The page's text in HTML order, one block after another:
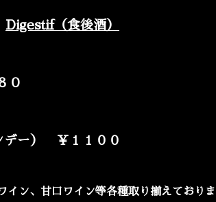
Digestif（食後酒）
０
ー） ￥１１００
ン、甘口ワイン等各種取り揃えており